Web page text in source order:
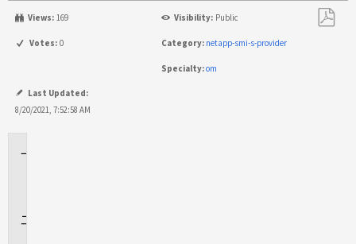
Views: 169 Visibility: Public
Votes: 0 Category: netapp-smi-s-provider
Specialty:om
Last Updated:
8/20/2021, 7:52:58 AM